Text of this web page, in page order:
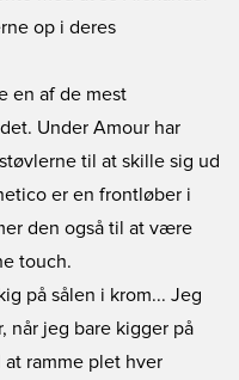
op i deres
en af de mest
Under Amour har
til at skille sig ud
er en frontløber i
den også til at være
touch.
på sålen i krom... Jeg
når jeg bare kigger på
ramme plet hver